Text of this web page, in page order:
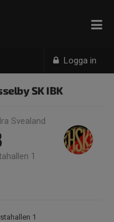
Logga in
SK IBK
Svealand
1
1